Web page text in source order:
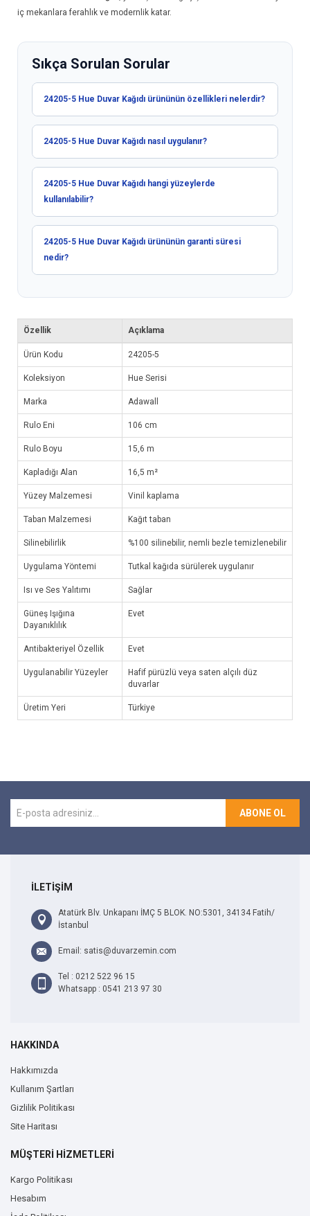
iç mekanlara ferahlık ve modernlik katar.
Sıkça Sorulan Sorular
24205-5 Hue Duvar Kağıdı ürününün özellikleri nelerdir?
24205-5 Hue Duvar Kağıdı nasıl uygulanır?
24205-5 Hue Duvar Kağıdı hangi yüzeylerde
kullanılabilir?
24205-5 Hue Duvar Kağıdı ürününün garanti süresi
nedir?
Özellik Açıklama
Ürün Kodu 24205-5
Koleksiyon Hue Serisi
Marka Adawall
Rulo Eni 106 cm
Rulo Boyu 15,6 m
Kapladığı Alan 16,5 m²
Yüzey Malzemesi Vinil kaplama
Taban Malzemesi Kağıt taban
Silinebilirlik %100 silinebilir, nemli bezle temizlenebilir
Uygulama Yöntemi Tutkal kağıda sürülerek uygulanır
Isı ve Ses Yalıtımı Sağlar
Güneş Işığına
Dayanıklılık
Evet
Antibakteriyel Özellik Evet
Uygulanabilir Yüzeyler
Hafif pürüzlü veya saten alçılı düz
duvarlar
Üretim Yeri Türkiye
ABONE OL
İLETİŞİM
Atatürk Blv. Unkapanı İMÇ 5 BLOK. NO:5301, 34134 Fatih/
İstanbul
Email: satis@duvarzemin.com
Tel : 0212 522 96 15
Whatsapp : 0541 213 97 30
HAKKINDA
Hakkımızda
Kullanım Şartları
Gizlilik Politikası
Site Haritası
MÜŞTERİ HİZMETLERİ
Kargo Politikası
Hesabım